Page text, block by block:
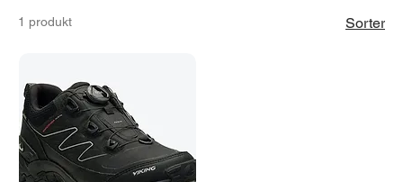
1 produkt Sorter